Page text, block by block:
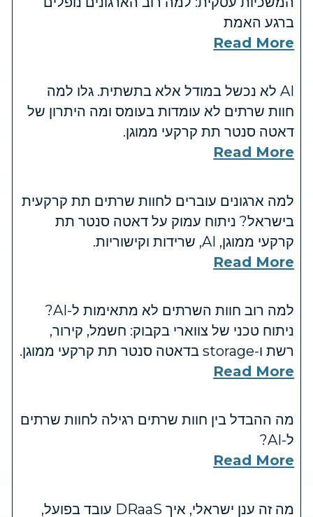
ברגע האמת
Read More
AI לא נכשל במודל אלא בתשתית. גלו למה
חוות שרתים לא עומדות בעומס ומה היתרון של
דאטה סנטר תת קרקעי ממוגן.
Read More
למה ארגונים עוברים לחוות שרתים תת קרקעית
בישראל? ניתוח עמוק על דאטה סנטר תת
קרקעי ממוגן, AI, שרידות וקישוריות.
Read More
למה רוב חוות השרתים לא מתאימות ל-AI?
ניתוח טכני של צווארי בקבוק: חשמל, קירור,
רשת ו-storage בדאטה סנטר תת קרקעי ממוגן.
Read More
מה ההבדל בין חוות שרתים רגילה לחוות שרתים
ל-AI?
Read More
מה זה ענן ישראלי, איך DRaaS עובד בפועל,